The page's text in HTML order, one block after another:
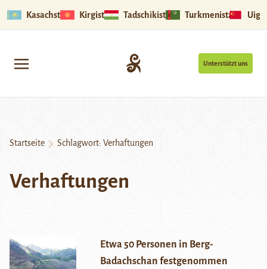
Kasachstan Kirgistan Tadschikistan Turkmenistan
Unterstützt uns
Startseite Schlagwort: Verhaftungen
Verhaftungen
Etwa 50 Personen in Berg-
Badachschan festgenommen